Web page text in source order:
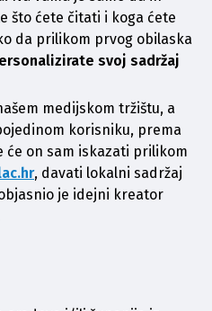
što ćete čitati i koga ćete
da prilikom prvog obilaska
medijskom tržištu, a
korisniku, prema
, davati lokalni sadržaj
je idejni kreator